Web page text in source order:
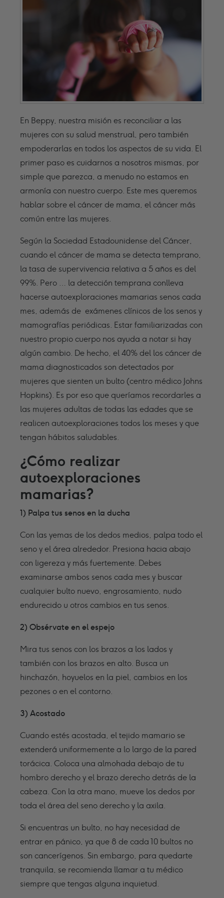
En Beppy, nuestra misión es reconciliar a las
mujeres con su salud menstrual, pero también
empoderarlas en todos los aspectos de su vida. El
primer paso es cuidarnos a nosotros mismas, por
simple que parezca, a menudo no estamos en
armonía con nuestro cuerpo. Este mes queremos
hablar sobre el cáncer de mama, el cáncer más
común entre las mujeres.
Según la Sociedad Estadounidense del Cáncer,
cuando el cáncer de mama se detecta temprano,
la tasa de supervivencia relativa a 5 años es del
99%. Pero … la detección temprana conlleva
hacerse autoexploraciones mamarias senos cada
mes, además de exámenes clínicos de los senos y
mamografías periódicas. Estar familiarizadas con
nuestro propio cuerpo nos ayuda a notar si hay
algún cambio. De hecho, el 40% del los cáncer de
mama diagnosticados son detectados por
mujeres que sienten un bulto (centro médico Johns
Hopkins). Es por eso que queríamos recordarles a
las mujeres adultas de todas las edades que se
realicen autoexploraciones todos los meses y que
tengan hábitos saludables.
¿Cómo realizar
autoexploraciones
mamarias?
1) Palpa tus senos en la ducha
Con las yemas de los dedos medios, palpa todo el
seno y el área alrededor. Presiona hacia abajo
con ligereza y más fuertemente. Debes
examinarse ambos senos cada mes y buscar
cualquier bulto nuevo, engrosamiento, nudo
endurecido u otros cambios en tus senos.
2) Obsérvate en el espejo
Mira tus senos con los brazos a los lados y
también con los brazos en alto. Busca un
hinchazón, hoyuelos en la piel, cambios en los
pezones o en el contorno.
3) Acostado
Cuando estés acostada, el tejido mamario se
extenderá uniformemente a lo largo de la pared
torácica. Coloca una almohada debajo de tu
hombro derecho y el brazo derecho detrás de la
cabeza. Con la otra mano, mueve los dedos por
toda el área del seno derecho y la axila.
Si encuentras un bulto, no hay necesidad de
entrar en pánico, ya que 8 de cada 10 bultos no
son cancerígenos. Sin embargo, para quedarte
tranquila, se recomienda llamar a tu médico
siempre que tengas alguna inquietud.